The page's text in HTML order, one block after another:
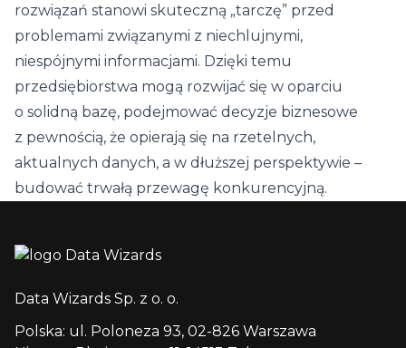
rozwiązań stanowi skuteczną „tarczę” przed
problemami związanymi z niechlujnymi,
niespójnymi informacjami. Dzięki temu
przedsiębiorstwa mogą rozwijać się w oparciu
o solidną bazę, podejmować decyzje biznesowe
z pewnością, że opierają się na rzetelnych,
aktualnych danych, a w dłuższej perspektywie –
budować trwałą przewagę konkurencyjną.
Data Wizards Sp. z o. o.
Polska: ul. Poloneza 93, 02-826 Warszawa